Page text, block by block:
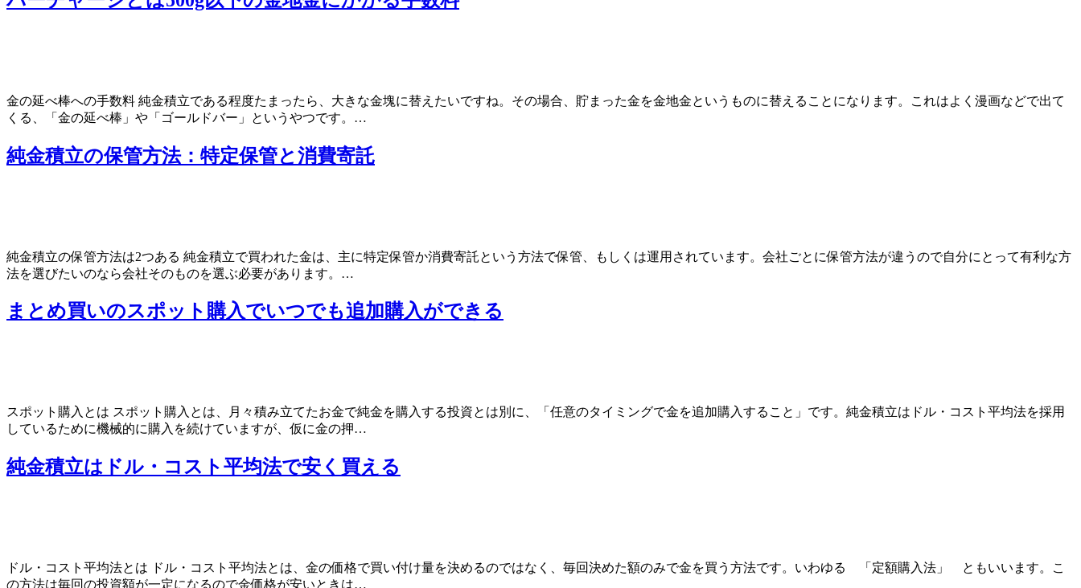
金の延べ棒への手数料 純金積立である程度たまったら、大きな金塊に替えたいですね。その場合、貯まった金を金地金というものに替えることになります。これはよく漫画などで出て
くる、「金の延べ棒」や「ゴールドバー」というやつです。…
純金積立の保管方法：特定保管と消費寄託
純金積立の保管方法は2つある 純金積立で買われた金は、主に特定保管か消費寄託という方法で保管、もしくは運用されています。会社ごとに保管方法が違うので自分にとって有利な方
法を選びたいのなら会社そのものを選ぶ必要があります。…
まとめ買いのスポット購入でいつでも追加購入ができる
スポット購入とは スポット購入とは、月々積み立てたお金で純金を購入する投資とは別に、「任意のタイミングで金を追加購入すること」です。純金積立はドル・コスト平均法を採用
しているために機械的に購入を続けていますが、仮に金の押…
純金積立はドル・コスト平均法で安く買える
ドル・コスト平均法とは ドル・コスト平均法とは、金の価格で買い付け量を決めるのではなく、毎回決めた額のみで金を買う方法です。いわゆる 「定額購入法」 ともいいます。こ
の方法は毎回の投資額が一定になるので金価格が安いときは…